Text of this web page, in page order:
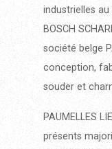
industrielles au
BOSCH
société belge
conception,
souder et
PAUMELLES
présents